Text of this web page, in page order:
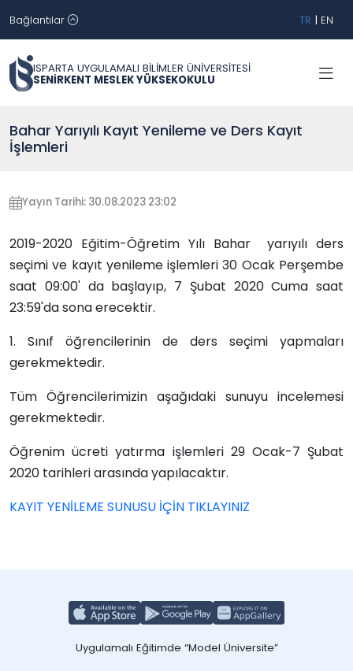
Bağlantılar TR | EN
ISPARTA UYGULAMALI BİLİMLER ÜNİVERSİTESİ
SENİRKENT MESLEK YÜKSEKOKULU
Bahar Yarıyılı Kayıt Yenileme ve Ders Kayıt
İşlemleri
Yayın Tarihi: 30.08.2023 23:02
2019-2020 Eğitim-Öğretim Yılı Bahar yarıyılı ders
seçimi ve kayıt yenileme işlemleri 30 Ocak Perşembe
saat 09:00' da başlayıp, 7 Şubat 2020 Cuma saat
23:59'da sona erecektir.
1. Sınıf öğrencilerinin de ders seçimi yapmaları
gerekmektedir.
Tüm Öğrencilerimizin aşağıdaki sunuyu incelemesi
gerekmektedir.
Öğrenim ücreti yatırma işlemleri 29 Ocak-7 Şubat
2020 tarihleri arasında yapılacaktır.
KAYIT YENİLEME SUNUSU İÇİN TIKLAYINIZ
Uygulamalı Eğitimde “Model Üniversite”